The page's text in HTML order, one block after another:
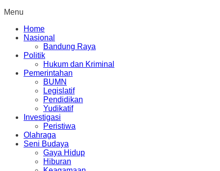
Menu
Home
Nasional
Bandung Raya
Politik
Hukum dan Kriminal
Pemerintahan
BUMN
Legislatif
Pendidikan
Yudikatif
Investigasi
Peristiwa
Olahraga
Seni Budaya
Gaya Hidup
Hiburan